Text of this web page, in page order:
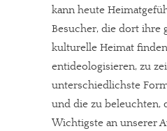
kann heute
Besucher, die dort ihre
kulturelle Heimat
entideologisieren, zu
unterschiedlichste
und die zu beleuchten,
Wichtigste an unserer